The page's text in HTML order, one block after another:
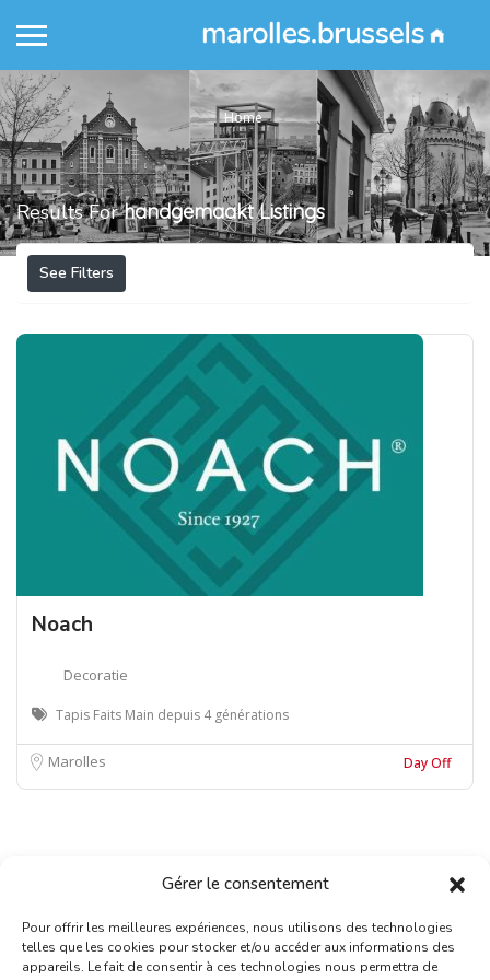
Gérer le consentement
Pour offrir les meilleures expériences, nous utilisons des technologies
telles que les cookies pour stocker et/ou accéder aux informations des
appareils. Le fait de consentir à ces technologies nous permettra de
Home
Results Forhandgemaakt Listings
See Filters
Noach
Decoratie
Tapis Faits Main depuis 4 générations
Marolles Day Off